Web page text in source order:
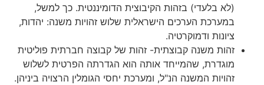
(לא בלעדי) בזהות הקיבוצית הדומיננטית. כך למשל,
במערכת הערכים הישראלית שלוש זהויות משנה: יהדות,
ציונות ודמוקרטיה.
זהות משנה קבוצתית- זהות של קבוצה חברתית פוליטית
מוגדרת, שהמייחד אותה הוא הגדרתה הפרטית לשלוש
זהויות המשנה הנ"ל, ומערכת יחסי הגומלין הרצויה ביניהן.